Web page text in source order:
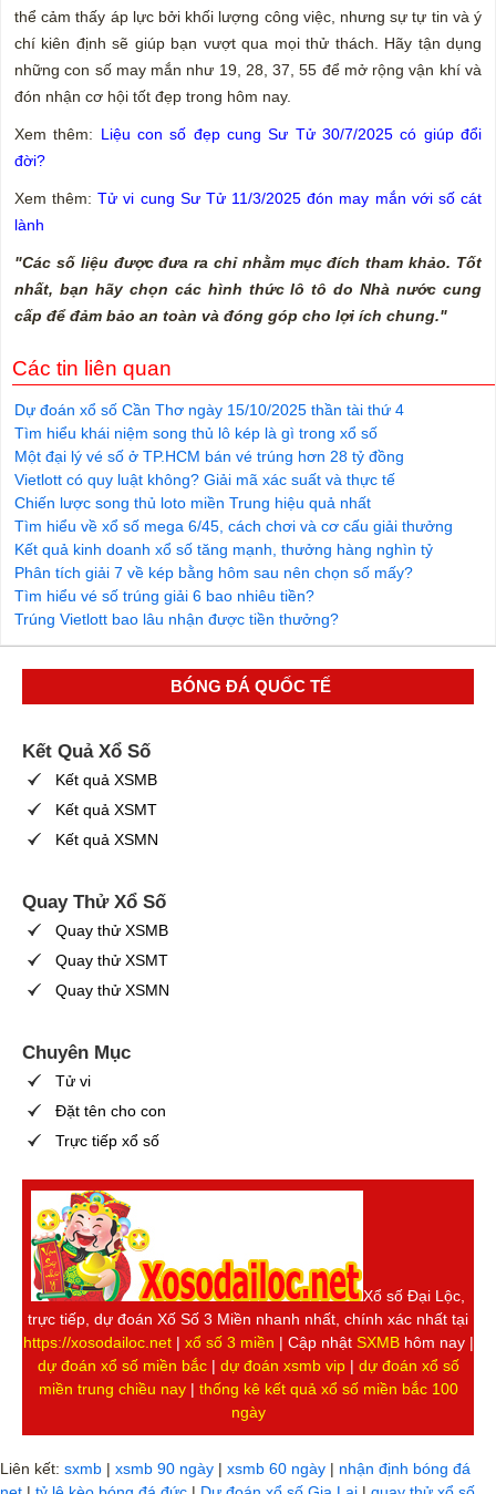
thể cảm thấy áp lực bởi khối lượng công việc, nhưng sự tự tin và ý
chí kiên định sẽ giúp bạn vượt qua mọi thử thách. Hãy tận dụng
những con số may mắn như 19, 28, 37, 55 để mở rộng vận khí và
đón nhận cơ hội tốt đẹp trong hôm nay.
Xem thêm: Liệu con số đẹp cung Sư Tử 30/7/2025 có giúp đổi
đời?
Xem thêm:Tử vi cung Sư Tử 11/3/2025 đón may mắn với số cát
lành
"Các số liệu được đưa ra chỉ nhằm mục đích tham khảo. Tốt
nhất, bạn hãy chọn các hình thức lô tô do Nhà nước cung
cấp để đảm bảo an toàn và đóng góp cho lợi ích chung."
Các tin liên quan
Dự đoán xổ số Cần Thơ ngày 15/10/2025 thần tài thứ 4
Tìm hiểu khái niệm song thủ lô kép là gì trong xổ số
Một đại lý vé số ở TP.HCM bán vé trúng hơn 28 tỷ đồng
Vietlott có quy luật không? Giải mã xác suất và thực tế
Chiến lược song thủ loto miền Trung hiệu quả nhất
Tìm hiểu về xổ số mega 6/45, cách chơi và cơ cấu giải thưởng
Kết quả kinh doanh xổ số tăng mạnh, thưởng hàng nghìn tỷ
Phân tích giải 7 về kép bằng hôm sau nên chọn số mấy?
Tìm hiểu vé số trúng giải 6 bao nhiêu tiền?
Trúng Vietlott bao lâu nhận được tiền thưởng?
BÓNG ĐÁ QUỐC TẾ
Kết Quả Xổ Số
Kết quả XSMB
Kết quả XSMT
Kết quả XSMN
Quay Thử Xổ Số
Quay thử XSMB
Quay thử XSMT
Quay thử XSMN
Chuyên Mục
Tử vi
Đặt tên cho con
Trực tiếp xổ số
Xổ số Đại Lộc,
trực tiếp, dự đoán Xố Số 3 Miền nhanh nhất, chính xác nhất tại
https://xosodailoc.net| xổ số 3 miền | Cập nhật SXMBhôm nay |
dự đoán xổ số miền bắc| dự đoán xsmb vip| dự đoán xổ số
miền trung chiều nay| thống kê kết quả xổ số miền bắc 100
ngày
Liên kết: sxmb | xsmb 90 ngày | xsmb 60 ngày | nhận định bóng đá